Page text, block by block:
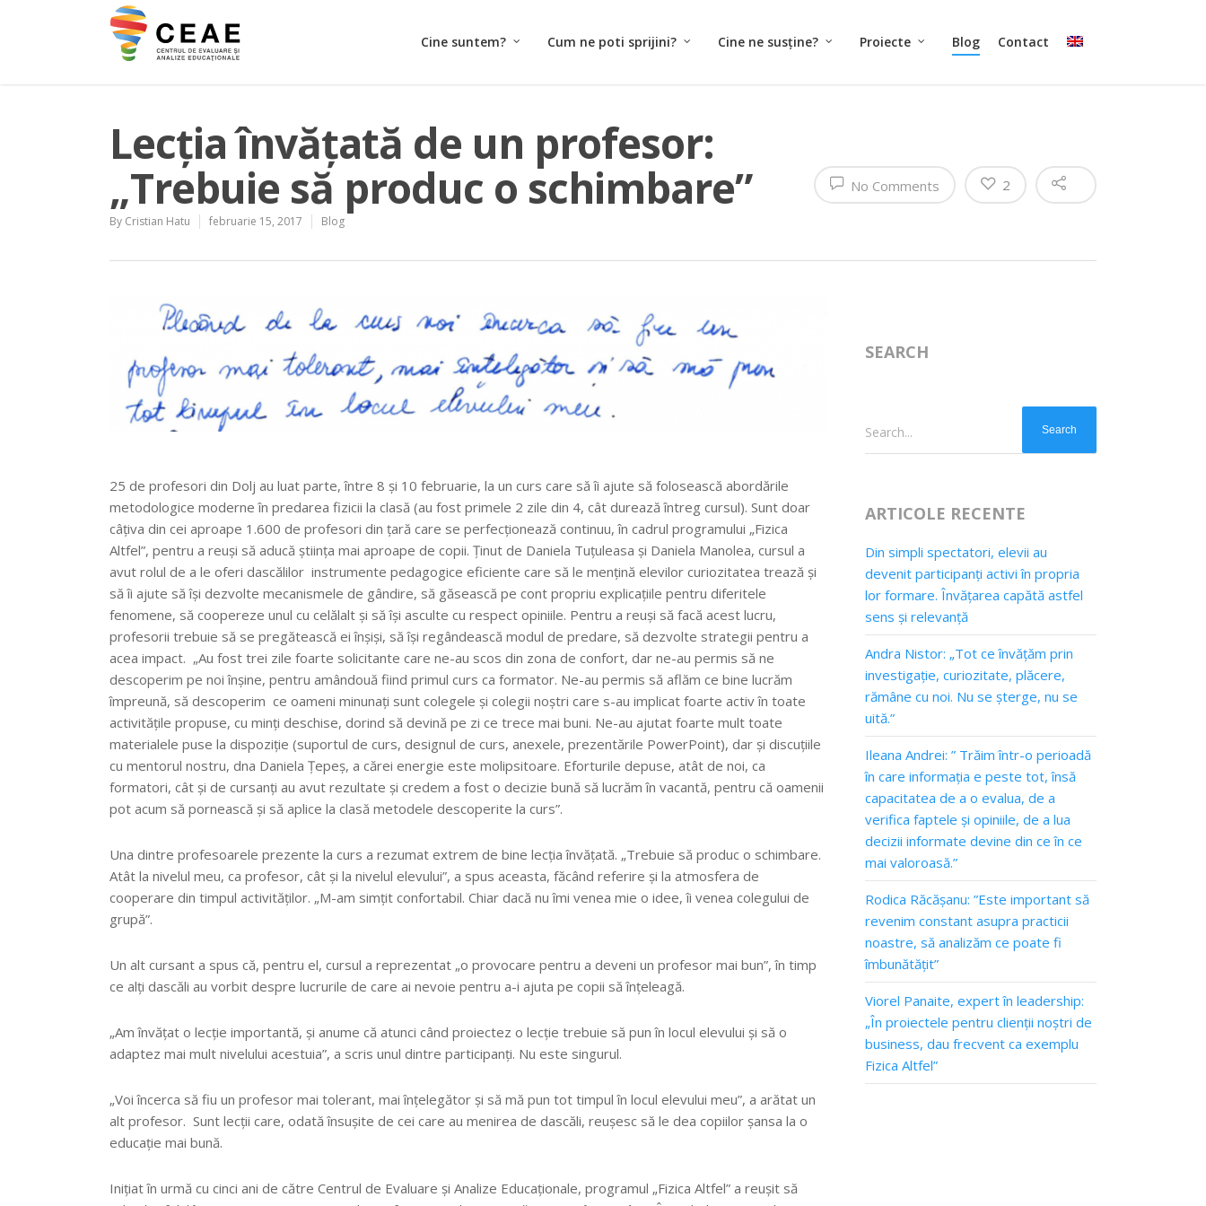
Cine suntem? Cum ne poti sprijini? Cine ne susține? Proiecte Blog Contact
Lecția învățată de un profesor:
„Trebuie să produc o schimbare”
By Cristian Hatu februarie 15, 2017 Blog
No Comments 2
25 de profesori din Dolj au luat parte, între 8 și 10 februarie, la un curs care să îi ajute să folosească abordările
metodologice moderne în predarea fizicii la clasă (au fost primele 2 zile din 4, cât durează întreg cursul). Sunt doar
câțiva din cei aproape 1.600 de profesori din țară care se perfecționează continuu, în cadrul programului „Fizica
Altfel”, pentru a reuși să aducă știința mai aproape de copii. Ținut de Daniela Tuţuleasa și Daniela Manolea, cursul a
avut rolul de a le oferi dascălilor instrumente pedagogice eficiente care să le mențină elevilor curiozitatea trează și
să îi ajute să își dezvolte mecanismele de gândire, să găsească pe cont propriu explicațiile pentru diferitele
fenomene, să coopereze unul cu celălalt și să își asculte cu respect opiniile. Pentru a reuși să facă acest lucru,
profesorii trebuie să se pregătească ei înșiși, să își regândească modul de predare, să dezvolte strategii pentru a
acea impact. „Au fost trei zile foarte solicitante care ne-au scos din zona de confort, dar ne-au permis să ne
descoperim pe noi înșine, pentru amândouă fiind primul curs ca formator. Ne-au permis să aflăm ce bine lucrăm
împreună, să descoperim ce oameni minunați sunt colegele și colegii noștri care s-au implicat foarte activ în toate
activităţile propuse, cu minți deschise, dorind să devină pe zi ce trece mai buni. Ne-au ajutat foarte mult toate
materialele puse la dispoziție (suportul de curs, designul de curs, anexele, prezentările PowerPoint), dar și discuțiile
cu mentorul nostru, dna Daniela Țepeș, a cărei energie este molipsitoare. Eforturile depuse, atât de noi, ca
formatori, cât și de cursanți au avut rezultate și credem a fost o decizie bună să lucrăm în vacantă, pentru că oamenii
pot acum să pornească și să aplice la clasă metodele descoperite la curs”.
Una dintre profesoarele prezente la curs a rezumat extrem de bine lecția învățată. „Trebuie să produc o schimbare.
Atât la nivelul meu, ca profesor, cât și la nivelul elevului”, a spus aceasta, făcând referire și la atmosfera de
cooperare din timpul activităților. „M-am simțit confortabil. Chiar dacă nu îmi venea mie o idee, îi venea colegului de
grupă”.
Un alt cursant a spus că, pentru el, cursul a reprezentat „o provocare pentru a deveni un profesor mai bun”, în timp
ce alți dascăli au vorbit despre lucrurile de care ai nevoie pentru a-i ajuta pe copii să înțeleagă.
„Am învățat o lecție importantă, și anume că atunci când proiectez o lecție trebuie să pun în locul elevului și să o
adaptez mai mult nivelului acestuia”, a scris unul dintre participanți. Nu este singurul.
„Voi încerca să fiu un profesor mai tolerant, mai înțelegător și să mă pun tot timpul în locul elevului meu”, a arătat un
alt profesor. Sunt lecții care, odată însușite de cei care au menirea de dascăli, reușesc să le dea copiilor șansa la o
educație mai bună.
Inițiat în urmă cu cinci ani de către Centrul de Evaluare și Analize Educaționale, programul „Fizica Altfel” a reușit să
SEARCH
Search...
ARTICOLE RECENTE
Din simpli spectatori, elevii au
devenit participanți activi în propria
lor formare. Învățarea capătă astfel
sens și relevanță
Andra Nistor: „Tot ce învățăm prin
investigație, curiozitate, plăcere,
rămâne cu noi. Nu se șterge, nu se
uită.”
Ileana Andrei: ” Trăim într-o perioadă
în care informația e peste tot, însă
capacitatea de a o evalua, de a
verifica faptele și opiniile, de a lua
decizii informate devine din ce în ce
mai valoroasă.”
Rodica Răcășanu: ”Este important să
revenim constant asupra practicii
noastre, să analizăm ce poate fi
îmbunătățit”
Viorel Panaite, expert în leadership:
„În proiectele pentru clienții noștri de
business, dau frecvent ca exemplu
Fizica Altfel”